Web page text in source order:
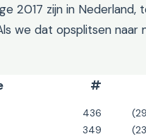
2017 zijn in
we dat opsplitsen
#
436
349